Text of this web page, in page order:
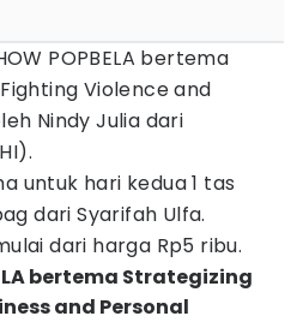
POPBELA bertema
Violence and
Nindy Julia dari
untuk hari kedua 1 tas
dari Syarifah Ulfa.
dari harga Rp5 ribu.
bertema Strategizing
and Personal